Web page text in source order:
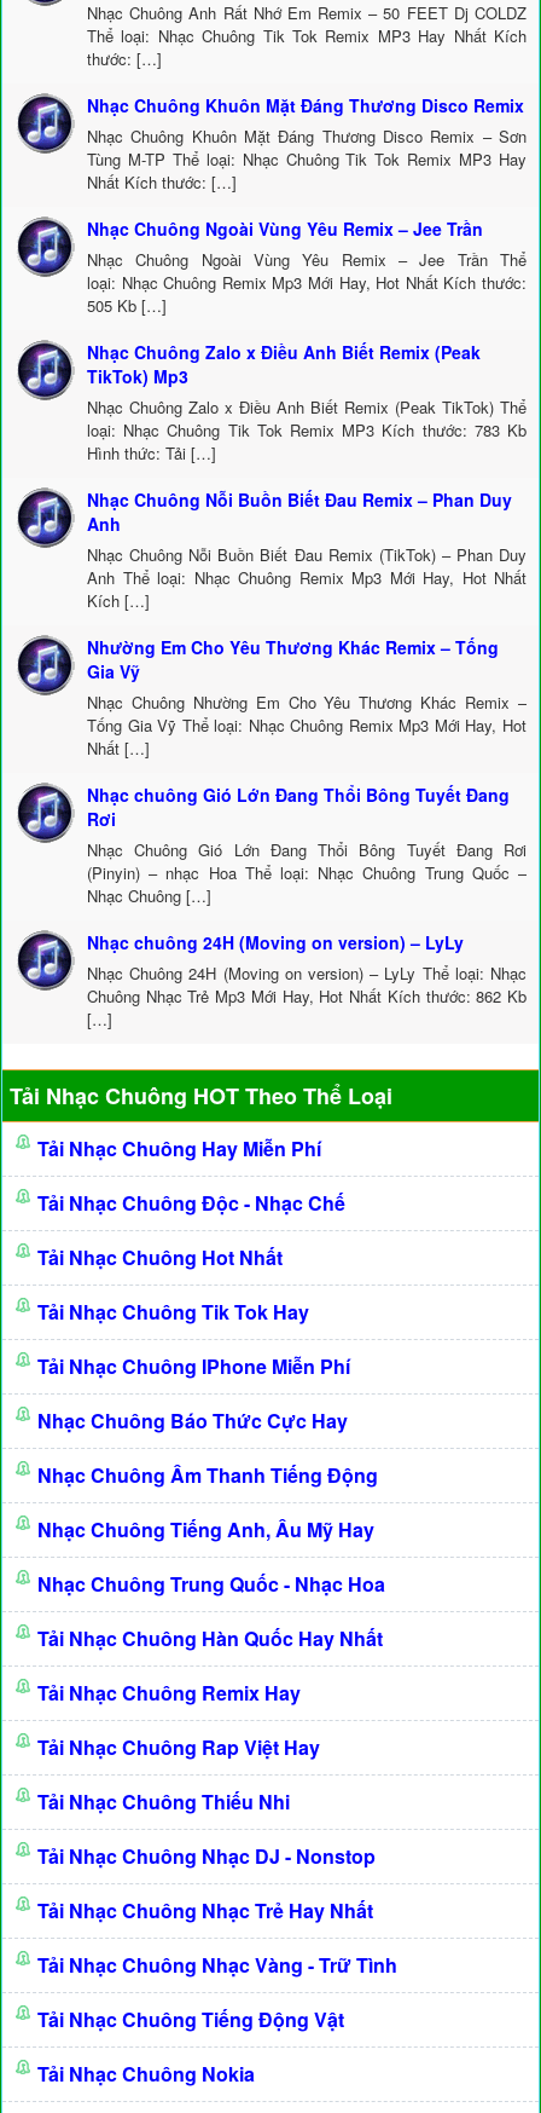
Nhạc Chuông Anh Rất Nhớ Em Remix – 50 FEET Dj COLDZ
Thể loại: Nhạc Chuông Tik Tok Remix MP3 Hay Nhất Kích
thước: […]
Nhạc Chuông Khuôn Mặt Đáng Thương Disco Remix
Nhạc Chuông Khuôn Mặt Đáng Thương Disco Remix – Sơn
Tùng M-TP Thể loại: Nhạc Chuông Tik Tok Remix MP3 Hay
Nhất Kích thước: […]
Nhạc Chuông Ngoài Vùng Yêu Remix – Jee Trần
Nhạc Chuông Ngoài Vùng Yêu Remix – Jee Trần Thể
loại: Nhạc Chuông Remix Mp3 Mới Hay, Hot Nhất Kích thước:
505 Kb […]
Nhạc Chuông Zalo x Điều Anh Biết Remix (Peak
TikTok) Mp3
Nhạc Chuông Zalo x Điều Anh Biết Remix (Peak TikTok) Thể
loại: Nhạc Chuông Tik Tok Remix MP3 Kích thước: 783 Kb
Hình thức: Tải […]
Nhạc Chuông Nỗi Buồn Biết Đau Remix – Phan Duy
Anh
Nhạc Chuông Nỗi Buồn Biết Đau Remix (TikTok) – Phan Duy
Anh Thể loại: Nhạc Chuông Remix Mp3 Mới Hay, Hot Nhất
Kích […]
Nhường Em Cho Yêu Thương Khác Remix – Tống
Gia Vỹ
Nhạc Chuông Nhường Em Cho Yêu Thương Khác Remix –
Tống Gia Vỹ Thể loại: Nhạc Chuông Remix Mp3 Mới Hay, Hot
Nhất […]
Nhạc chuông Gió Lớn Đang Thổi Bông Tuyết Đang
Rơi
Nhạc Chuông Gió Lớn Đang Thổi Bông Tuyết Đang Rơi
(Pinyin) – nhạc Hoa Thể loại: Nhạc Chuông Trung Quốc –
Nhạc Chuông […]
Nhạc chuông 24H (Moving on version) – LyLy
Nhạc Chuông 24H (Moving on version) – LyLy Thể loại: Nhạc
Chuông Nhạc Trẻ Mp3 Mới Hay, Hot Nhất Kích thước: 862 Kb
[…]
Tải Nhạc Chuông HOT Theo Thể Loại
Tải Nhạc Chuông Hay Miễn Phí
Tải Nhạc Chuông Độc - Nhạc Chế
Tải Nhạc Chuông Hot Nhất
Tải Nhạc Chuông Tik Tok Hay
Tải Nhạc Chuông IPhone Miễn Phí
Nhạc Chuông Báo Thức Cực Hay
Nhạc Chuông Âm Thanh Tiếng Động
Nhạc Chuông Tiếng Anh, Âu Mỹ Hay
Nhạc Chuông Trung Quốc - Nhạc Hoa
Tải Nhạc Chuông Hàn Quốc Hay Nhất
Tải Nhạc Chuông Remix Hay
Tải Nhạc Chuông Rap Việt Hay
Tải Nhạc Chuông Thiếu Nhi
Tải Nhạc Chuông Nhạc DJ - Nonstop
Tải Nhạc Chuông Nhạc Trẻ Hay Nhất
Tải Nhạc Chuông Nhạc Vàng - Trữ Tình
Tải Nhạc Chuông Tiếng Động Vật
Tải Nhạc Chuông Nokia